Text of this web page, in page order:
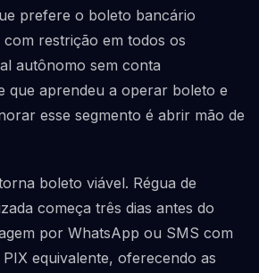
prefere o boleto bancário
restrição em todos os
autônomo sem conta
que aprendeu a operar boleto e
esse segmento é abrir mão de
boleto viável. Régua de
começa três dias antes do
por WhatsApp ou SMS com
equivalente, oferecendo as